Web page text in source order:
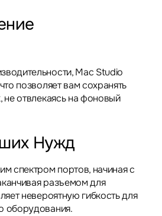
Mac Studio
позволяет вам сохранять
не отвлекаясь на фоновый
Нужд
спектром портов, начиная с
разъемом для
невероятную гибкость для
оборудования.